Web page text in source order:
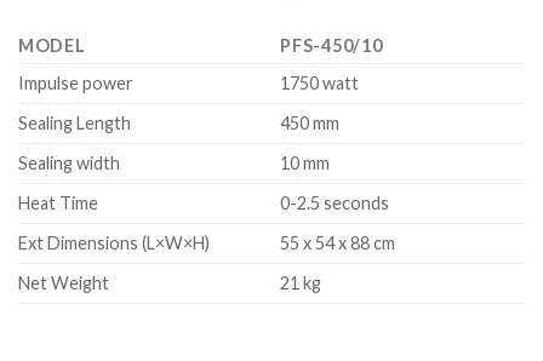
MODEL
PFS-450/10
Impulse power
1750 watt
Sealing Length
450 mm
Sealing width
10 mm
Heat Time
0-2.5 seconds
Ext Dimensions (L×W×H)
55 x 54 x 88 cm
Net Weight
21 kg